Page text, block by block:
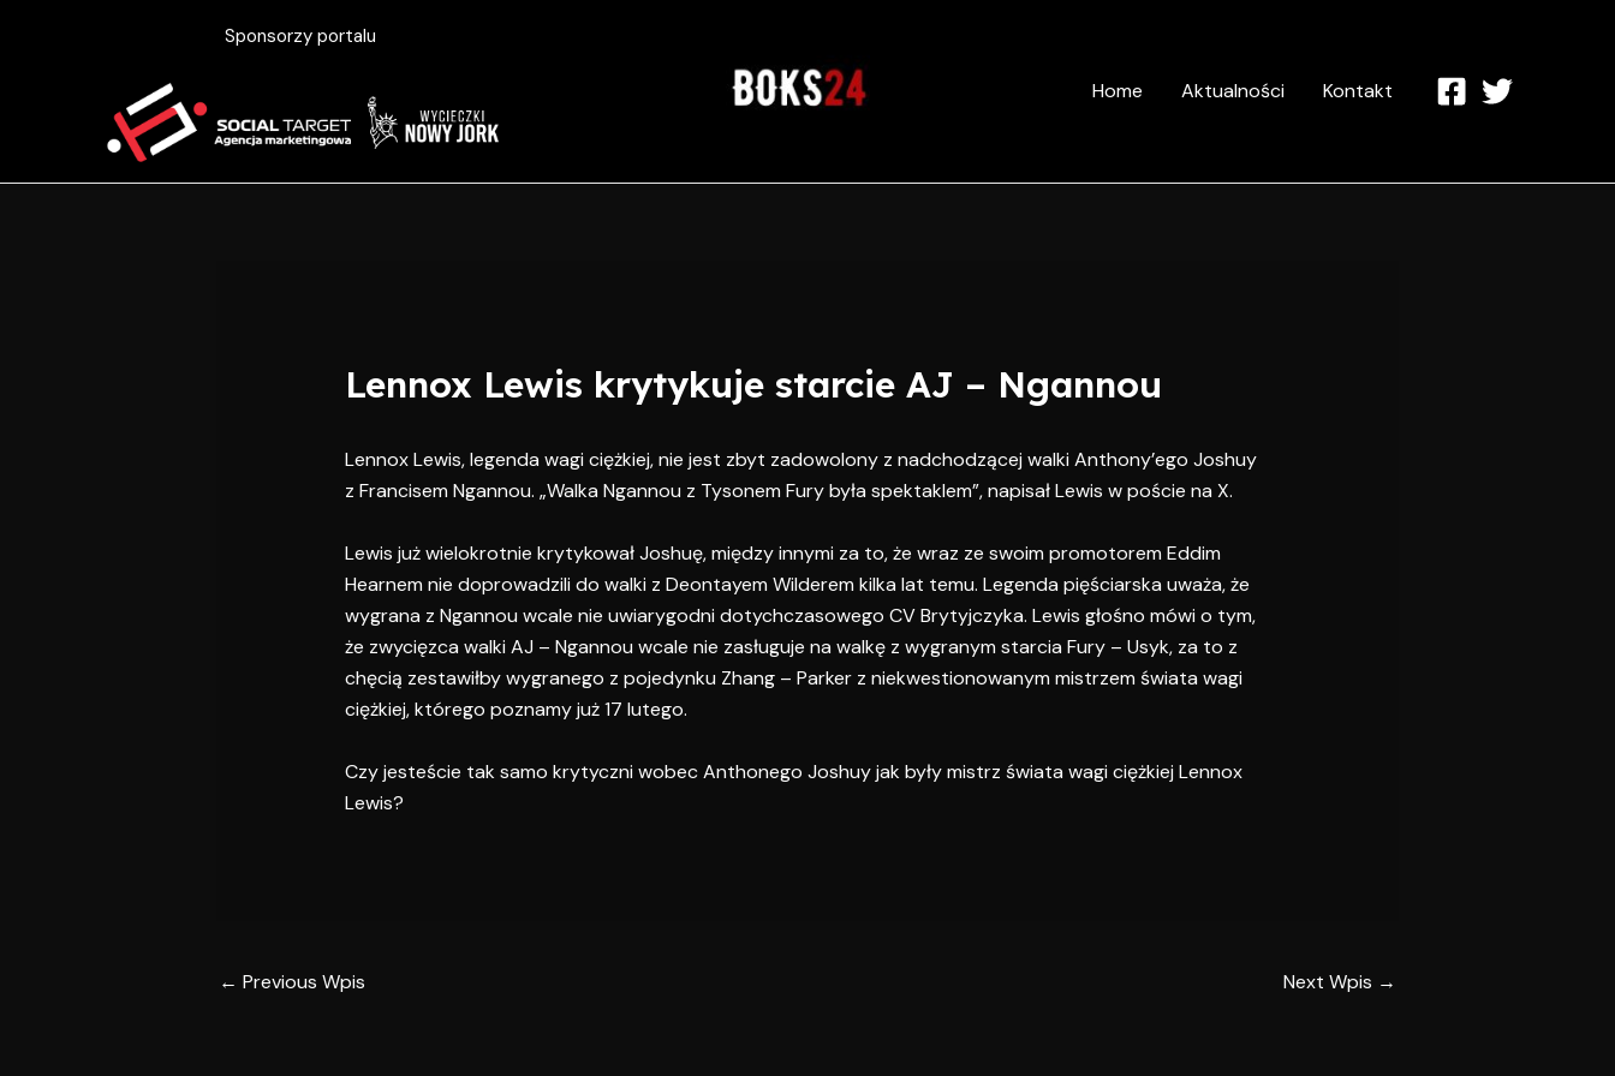
Sponsorzy portalu
Home Aktualności Kontakt
Lennox Lewis krytykuje starcie AJ – Ngannou
Lennox Lewis, legenda wagi ciężkiej, nie jest zbyt zadowolony z nadchodzącej walki Anthony’ego Joshuy
z Francisem Ngannou. „Walka Ngannou z Tysonem Fury była spektaklem”, napisał Lewis w poście na X.
Lewis już wielokrotnie krytykował Joshuę, między innymi za to, że wraz ze swoim promotorem Eddim
Hearnem nie doprowadzili do walki z Deontayem Wilderem kilka lat temu. Legenda pięściarska uważa, że
wygrana z Ngannou wcale nie uwiarygodni dotychczasowego CV Brytyjczyka. Lewis głośno mówi o tym,
że zwycięzca walki AJ – Ngannou wcale nie zasługuje na walkę z wygranym starcia Fury – Usyk, za to z
chęcią zestawiłby wygranego z pojedynku Zhang – Parker z niekwestionowanym mistrzem świata wagi
ciężkiej, którego poznamy już 17 lutego.
Czy jesteście tak samo krytyczni wobec Anthonego Joshuy jak były mistrz świata wagi ciężkiej Lennox
Lewis?
navigation
← Previous Wpis Next Wpis →